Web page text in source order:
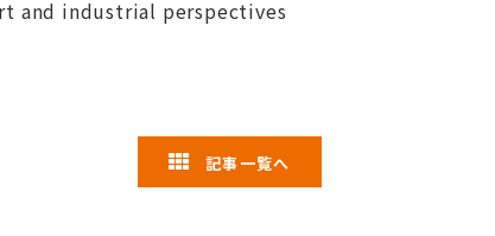
and industrial perspectives
記事一覧へ